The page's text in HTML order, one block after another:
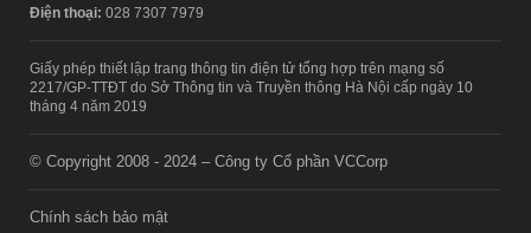
Điện thoại: 028 7307 7979
Giấy phép thiết lập trang thông tin điện tử tổng hợp trên mạng số
2217/GP-TTĐT do Sở Thông tin và Truyền thông Hà Nội cấp ngày 10
tháng 4 năm 2019
© Copyright 2008 - 2024 – Công ty Cổ phần VCCorp
Chính sách bảo mật